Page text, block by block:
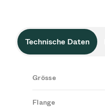
Technische Daten
Grösse
Flange